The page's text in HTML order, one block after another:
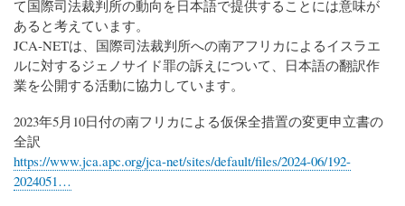
て国際司法裁判所の動向を日本語で提供することには意味が
あると考えています。
JCA-NETは、国際司法裁判所への南アフリカによるイスラエ
ルに対するジェノサイド罪の訴えについて、日本語の翻訳作
業を公開する活動に協力しています。
2023年5月10日付の南フリカによる仮保全措置の変更申立書の
全訳
https://www.jca.apc.org/jca-net/sites/default/files/2024-06/192-
2024051…